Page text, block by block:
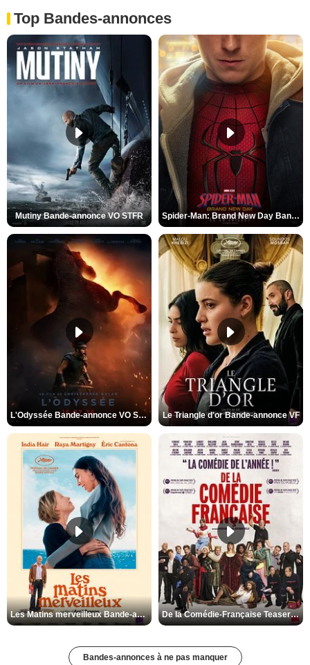
Top Bandes-annonces
Mutiny Bande-annonce VO STFR Spider-Man: Brand New Day Bande-annonce VO STFR
L'Odyssée Bande-annonce VO STFR Le Triangle d'or Bande-annonce VF
Les Matins merveilleux Bande-annonce VF De la Comédie-Française Teaser VF
Bandes-annonces à ne pas manquer